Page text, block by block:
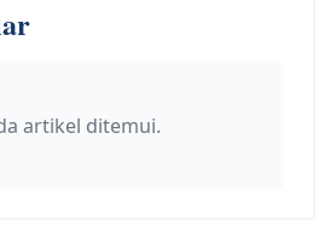
artikel ditemui.